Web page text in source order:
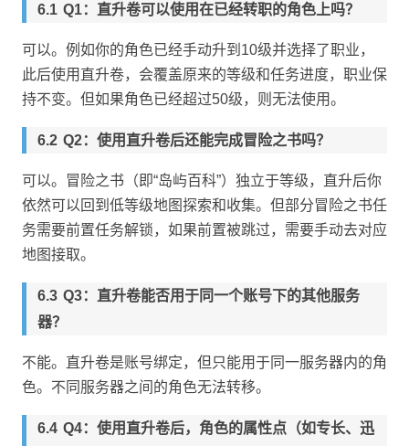
Q1：直升卷可以使用在已经转职的角色上吗？
可以。例如你的角色已经手动升到10级并选择了职业，
此后使用直升卷，会覆盖原来的等级和任务进度，职业保
持不变。但如果角色已经超过50级，则无法使用。
Q2：使用直升卷后还能完成冒险之书吗？
可以。冒险之书（即“岛屿百科”）独立于等级，直升后你
依然可以回到低等级地图探索和收集。但部分冒险之书任
务需要前置任务解锁，如果前置被跳过，需要手动去对应
地图接取。
Q3：直升卷能否用于同一个账号下的其他服务
器？
不能。直升卷是账号绑定，但只能用于同一服务器内的角
色。不同服务器之间的角色无法转移。
Q4：使用直升卷后，角色的属性点（如专长、迅